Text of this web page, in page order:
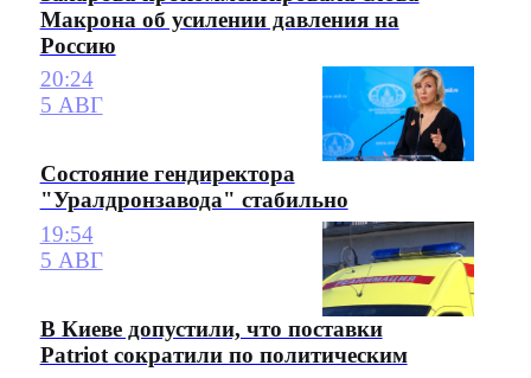
Макрона об усилении давления на
Россию
20:24
5 АВГ
Состояние гендиректора
"Уралдронзавода" стабильно
19:54
5 АВГ
В Киеве допустили, что поставки
Patriot сократили по политическим